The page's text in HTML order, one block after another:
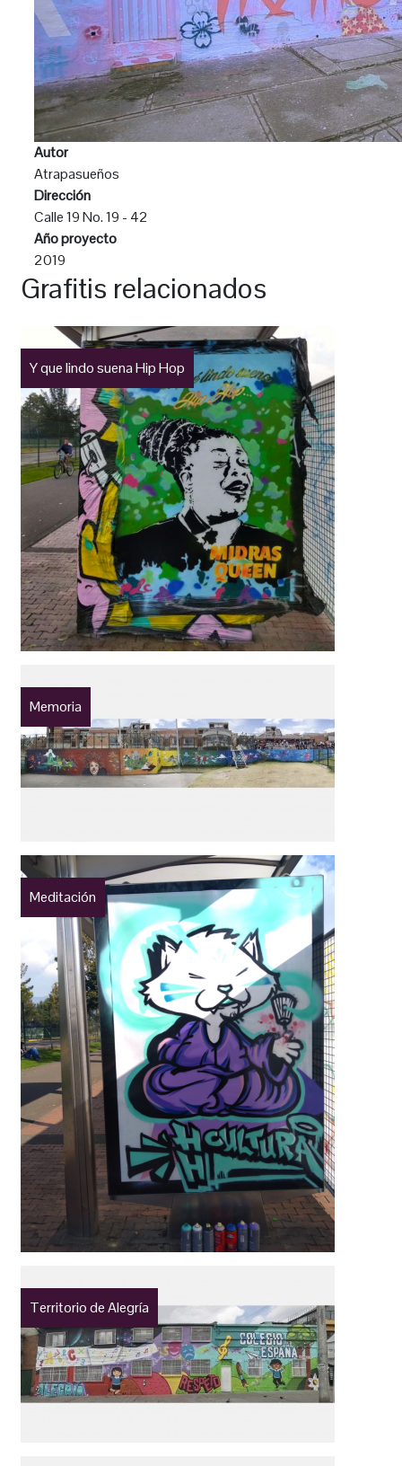
Autor
Atrapasueños
Dirección
Calle 19 No. 19 - 42
Año proyecto
2019
Grafitis relacionados
Y que lindo suena Hip Hop
Memoria
Meditación
Territorio de Alegría